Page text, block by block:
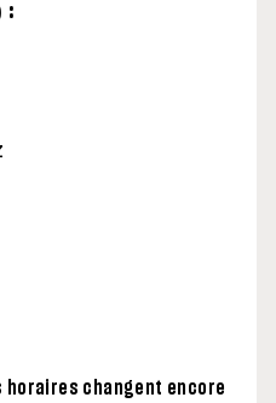
:
horaires changent encore